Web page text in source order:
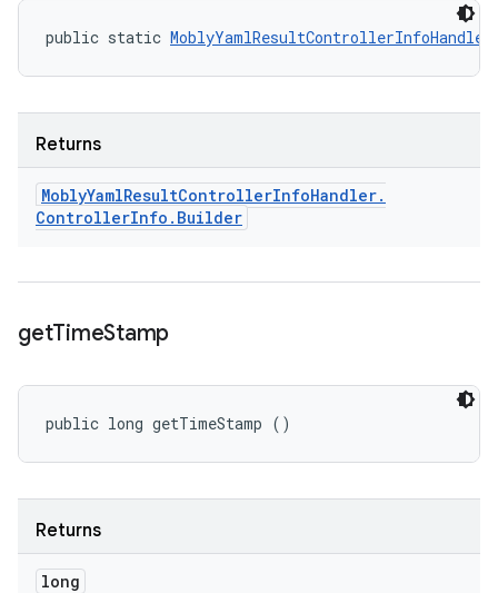
public static
Returns
MoblyYamlResultControllerInfoHandler.
ControllerInfo . Builder
getTimeStamp
public long getTimeStamp ()
Returns
long